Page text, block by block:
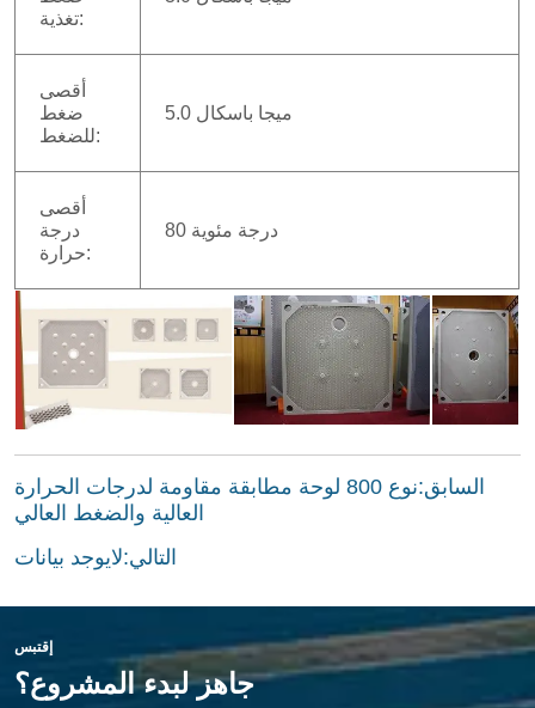
السابق:
نوع 800 لوحة مطابقة مقاومة لدرجات الحرارة
العالية والضغط العالي
التالي:لايوجد بيانات
إقتبس
جاهز لبدء المشروع؟